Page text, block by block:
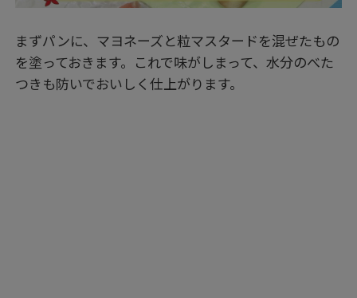
まずパンに、マヨネーズと粒マスタードを混ぜたもの
を塗っておきます。これで味がしまって、水分のべた
つきも防いでおいしく仕上がります。